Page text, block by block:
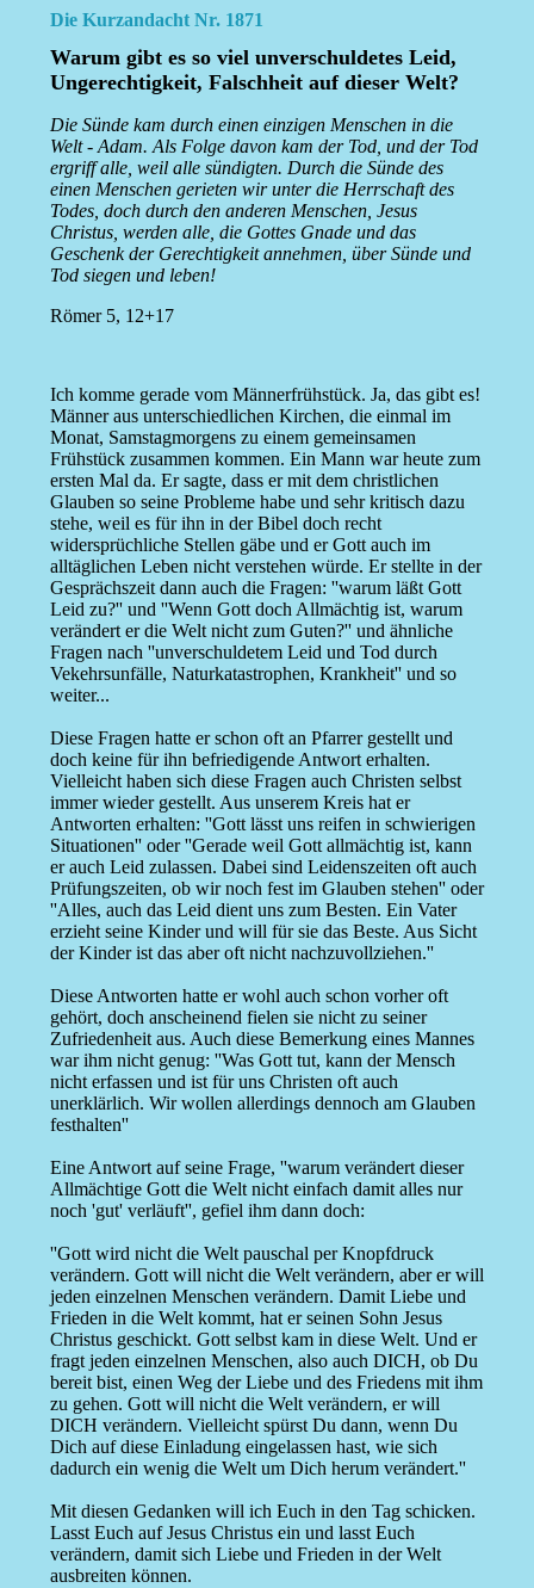
Die Kurzandacht Nr. 1871
Warum gibt es so viel unverschuldetes Leid,
Ungerechtigkeit, Falschheit auf dieser Welt?
Die Sünde kam durch einen einzigen Menschen in die
Welt - Adam. Als Folge davon kam der Tod, und der Tod
ergriff alle, weil alle sündigten. Durch die Sünde des
einen Menschen gerieten wir unter die Herrschaft des
Todes, doch durch den anderen Menschen, Jesus
Christus, werden alle, die Gottes Gnade und das
Geschenk der Gerechtigkeit annehmen, über Sünde und
Tod siegen und leben!
Römer 5, 12+17
Ich komme gerade vom Männerfrühstück. Ja, das gibt es!
Männer aus unterschiedlichen Kirchen, die einmal im
Monat, Samstagmorgens zu einem gemeinsamen
Frühstück zusammen kommen. Ein Mann war heute zum
ersten Mal da. Er sagte, dass er mit dem christlichen
Glauben so seine Probleme habe und sehr kritisch dazu
stehe, weil es für ihn in der Bibel doch recht
widersprüchliche Stellen gäbe und er Gott auch im
alltäglichen Leben nicht verstehen würde. Er stellte in der
Gesprächszeit dann auch die Fragen: ''warum läßt Gott
Leid zu?'' und ''Wenn Gott doch Allmächtig ist, warum
verändert er die Welt nicht zum Guten?'' und ähnliche
Fragen nach ''unverschuldetem Leid und Tod durch
Vekehrsunfälle, Naturkatastrophen, Krankheit'' und so
weiter...
Diese Fragen hatte er schon oft an Pfarrer gestellt und
doch keine für ihn befriedigende Antwort erhalten.
Vielleicht haben sich diese Fragen auch Christen selbst
immer wieder gestellt. Aus unserem Kreis hat er
Antworten erhalten: ''Gott lässt uns reifen in schwierigen
Situationen'' oder ''Gerade weil Gott allmächtig ist, kann
er auch Leid zulassen. Dabei sind Leidenszeiten oft auch
Prüfungszeiten, ob wir noch fest im Glauben stehen'' oder
''Alles, auch das Leid dient uns zum Besten. Ein Vater
erzieht seine Kinder und will für sie das Beste. Aus Sicht
der Kinder ist das aber oft nicht nachzuvollziehen.''
Diese Antworten hatte er wohl auch schon vorher oft
gehört, doch anscheinend fielen sie nicht zu seiner
Zufriedenheit aus. Auch diese Bemerkung eines Mannes
war ihm nicht genug: ''Was Gott tut, kann der Mensch
nicht erfassen und ist für uns Christen oft auch
unerklärlich. Wir wollen allerdings dennoch am Glauben
festhalten''
Eine Antwort auf seine Frage, ''warum verändert dieser
Allmächtige Gott die Welt nicht einfach damit alles nur
noch 'gut' verläuft'', gefiel ihm dann doch:
''Gott wird nicht die Welt pauschal per Knopfdruck
verändern. Gott will nicht die Welt verändern, aber er will
jeden einzelnen Menschen verändern. Damit Liebe und
Frieden in die Welt kommt, hat er seinen Sohn Jesus
Christus geschickt. Gott selbst kam in diese Welt. Und er
fragt jeden einzelnen Menschen, also auch DICH, ob Du
bereit bist, einen Weg der Liebe und des Friedens mit ihm
zu gehen. Gott will nicht die Welt verändern, er will
DICH verändern. Vielleicht spürst Du dann, wenn Du
Dich auf diese Einladung eingelassen hast, wie sich
dadurch ein wenig die Welt um Dich herum verändert.''
Mit diesen Gedanken will ich Euch in den Tag schicken.
Lasst Euch auf Jesus Christus ein und lasst Euch
verändern, damit sich Liebe und Frieden in der Welt
ausbreiten können.